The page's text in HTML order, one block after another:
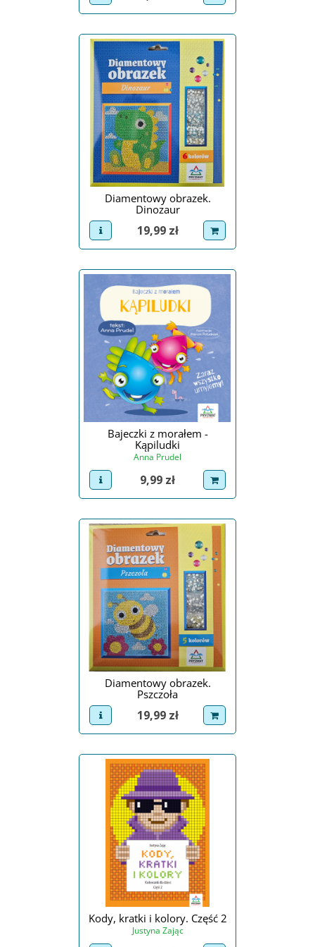
Diamentowy obrazek.
Dinozaur
view product
Cena
19,99 zł dodaj do koszyka
Bajeczki z morałem -
Kąpiludki
Anna Prudel
view product
Cena
9,99 zł dodaj do koszyka
Diamentowy obrazek.
Pszczoła
view product
Cena
19,99 zł dodaj do koszyka
Kody, kratki i kolory. Część 2
Justyna Zając